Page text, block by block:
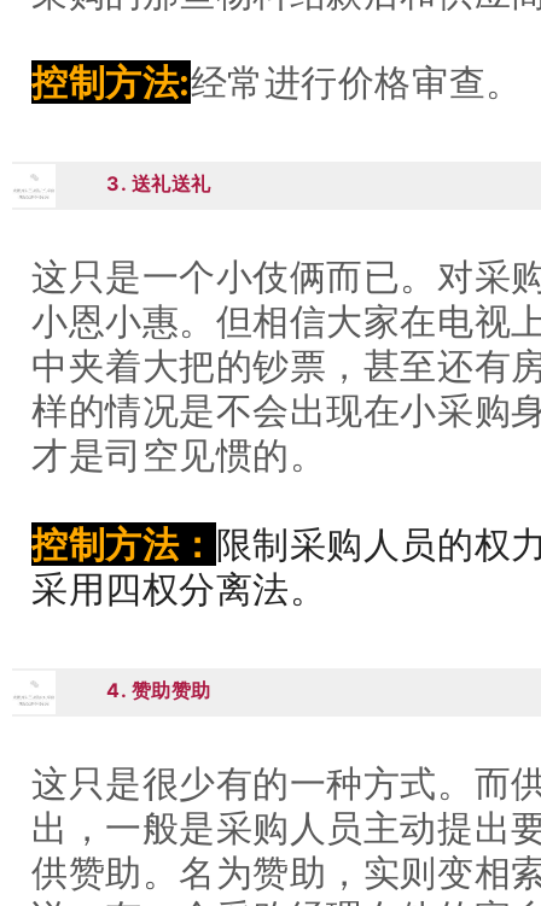
控制方法:经常进行价格审查。
03 3. 送礼送礼
这只是一个小伎俩而已。对采
小恩小惠。但相信大家在电视
中夹着大把的钞票，甚至还有
样的情况是不会出现在小采购
才是司空见惯的。
控制方法： 限制采购人员的权
采用四权分离法。
04 4. 赞助赞助
这只是很少有的一种方式。而
出，一般是采购人员主动提出
供赞助。名为赞助，实则变相